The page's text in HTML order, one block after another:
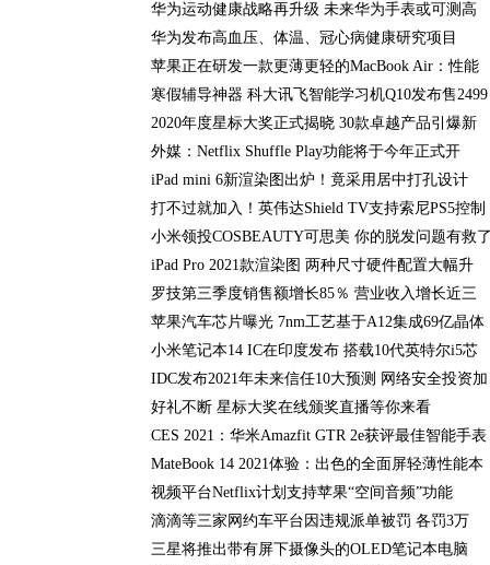
华为运动健康战略再升级 未来华为手表或可测高
华为发布高血压、体温、冠心病健康研究项目
苹果正在研发一款更薄更轻的MacBook Air：性能
寒假辅导神器 科大讯飞智能学习机Q10发布售2499
2020年度星标大奖正式揭晓 30款卓越产品引爆新
外媒：Netflix Shuffle Play功能将于今年正式开
iPad mini 6新渲染图出炉！竟采用居中打孔设计
打不过就加入！英伟达Shield TV支持索尼PS5控制
小米领投COSBEAUTY可思美 你的脱发问题有救
iPad Pro 2021款渲染图 两种尺寸硬件配置大幅升
罗技第三季度销售额增长85％ 营业收入增长近三
苹果汽车芯片曝光 7nm工艺基于A12集成69亿晶体
小米笔记本14 IC在印度发布 搭载10代英特尔i5芯
IDC发布2021年未来信任10大预测 网络安全投资加
好礼不断 星标大奖在线颁奖直播等你来看
CES 2021：华米Amazfit GTR 2e获评最佳智能手表
MateBook 14 2021体验：出色的全面屏轻薄性能本
视频平台Netflix计划支持苹果“空间音频”功能
滴滴等三家网约车平台因违规派单被罚 各罚3万
三星将推出带有屏下摄像头的OLED笔记本电脑